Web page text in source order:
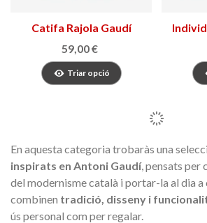
Catifa Rajola Gaudí
59,00 €
Triar opció
En aquesta categoria trobaràs una
inspirats en Antoni Gaudí, pensats per
del modernisme català i portar-la al dia a
combinen tradició, disseny i
ús personal com per regalar.